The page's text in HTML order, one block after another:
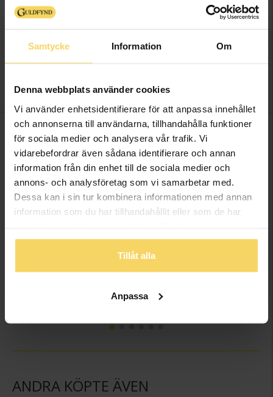
Samtycke Information Om
Denna webbplats använder cookies
Vi använder enhetsidentifierare för att anpassa innehållet
och annonserna till användarna, tillhandahålla funktioner
för sociala medier och analysera vår trafik. Vi
vidarebefordrar även sådana identifierare och annan
information från din enhet till de sociala medier och
annons- och analysföretag som vi samarbetar med.
Dessa kan i sin tur kombinera informationen med annan
information som du har tillhandahållit eller som de har
Tillåt alla
Anpassa
Längd ca (cm)
Material
Guld
Vikt ca (gram)
10,0
FINNS OCKSÅ SOM
ANDRA KÖPTE ÄVEN